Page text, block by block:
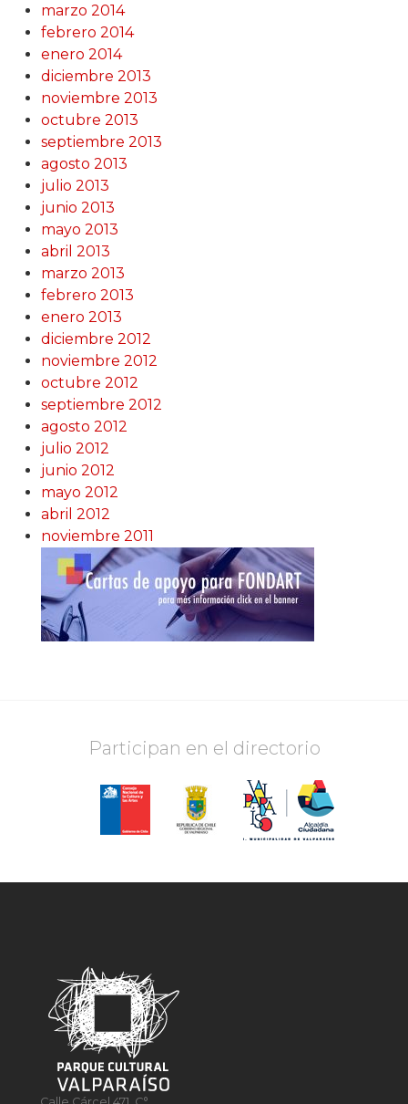
marzo 2014
febrero 2014
enero 2014
diciembre 2013
noviembre 2013
octubre 2013
septiembre 2013
agosto 2013
julio 2013
junio 2013
mayo 2013
abril 2013
marzo 2013
febrero 2013
enero 2013
diciembre 2012
noviembre 2012
octubre 2012
septiembre 2012
agosto 2012
julio 2012
junio 2012
mayo 2012
abril 2012
noviembre 2011
Participan en el directorio